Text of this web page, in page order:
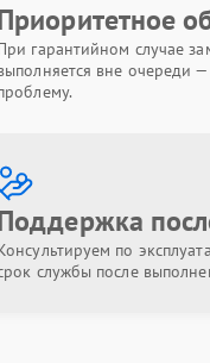
гарантийном случае
вне очереди
по
службы после